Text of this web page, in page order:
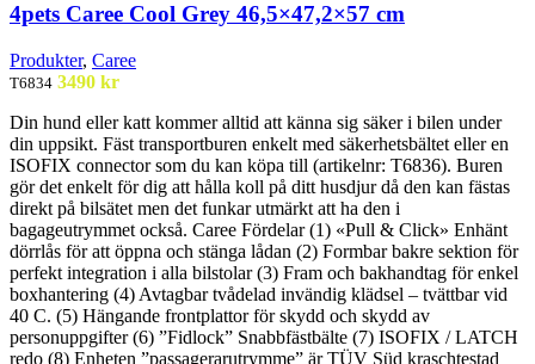
4pets Caree Cool Grey 46,5×47,2×57 cm
Produkter, Caree
T6834 3490 kr
Din hund eller katt kommer alltid att känna sig säker i bilen under
din uppsikt. Fäst transportburen enkelt med säkerhetsbältet eller en
ISOFIX connector som du kan köpa till (artikelnr: T6836). Buren
gör det enkelt för dig att hålla koll på ditt husdjur då den kan fästas
direkt på bilsätet men det funkar utmärkt att ha den i
bagageutrymmet också. Caree Fördelar (1) «Pull & Click» Enhänt
dörrlås för att öppna och stänga lådan (2) Formbar bakre sektion för
perfekt integration i alla bilstolar (3) Fram och bakhandtag för enkel
boxhantering (4) Avtagbar tvådelad invändig klädsel – tvättbar vid
40 C. (5) Hängande frontplattor för skydd och skydd av
personuppgifter (6) ”Fidlock” Snabbfästbälte (7) ISOFIX / LATCH
redo (8) Enheten ”passagerarutrymme” är TÜV Süd kraschtestad